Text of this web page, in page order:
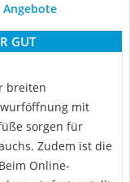
GUT
breiten
mit
sorgen für
Zudem ist die
Online-